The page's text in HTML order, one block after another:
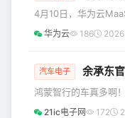
争（内卷）的加剧，
能源汽车企在加速布
米汽车的海外布局一
说是在稳步推进。 在2
4月10日，华为云
坡、泰国、印尼、巴
多款主流开源模型。
型包含智谱GLM-5/
华为云 186
汽车电子 余承东
鸿蒙智行的车真多啊
个实力！当然，华为
21ic电子网 172